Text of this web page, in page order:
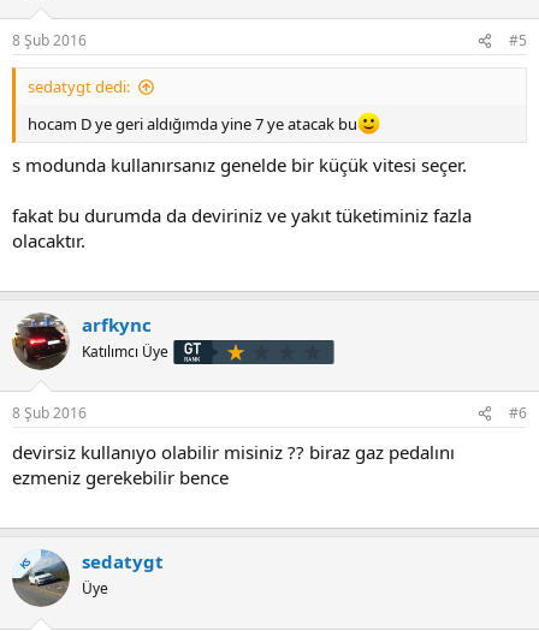
8 Şub 2016 #5
sedatygt dedi:
hocam D ye geri aldığımda yine 7 ye atacak bu
s modunda kullanırsanız genelde bir küçük vitesi seçer.
fakat bu durumda da deviriniz ve yakıt tüketiminiz fazla
olacaktır.
arfkync
Katılımcı Üye
8 Şub 2016 #6
devirsiz kullanıyo olabilir misiniz ?? biraz gaz pedalını
ezmeniz gerekebilir bence
KS sedatygt
Üye